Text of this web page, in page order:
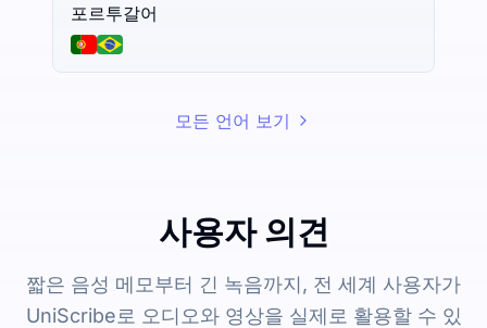
포르투갈어
모든 언어 보기
사용자 의견
짧은 음성 메모부터 긴 녹음까지, 전 세계 사용자가
UniScribe로 오디오와 영상을 실제로 활용할 수 있